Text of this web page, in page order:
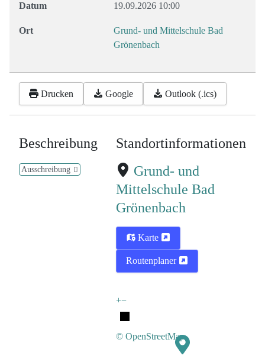
Datum 19.09.2026 10:00
Ort
Grund- und Mittelschule Bad
Grönenbach
Drucken Google Outlook (.ics)
Beschreibung
Ausschreibung
Standortinformationen
Grund- und
Mittelschule Bad
Grönenbach
Karte
Routenplaner
+−
© OpenStreetMap